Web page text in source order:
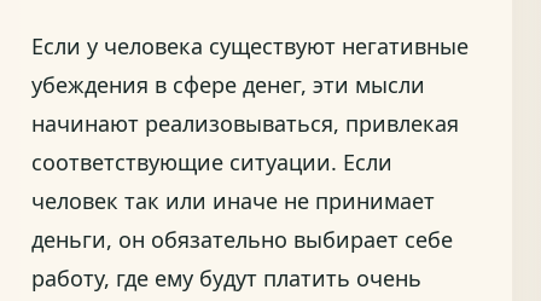
Если у человека существуют негативные
убеждения в сфере денег, эти мысли
начинают реализовываться, привлекая
соответствующие ситуации. Если
человек так или иначе не принимает
деньги, он обязательно выбирает себе
работу, где ему будут платить очень